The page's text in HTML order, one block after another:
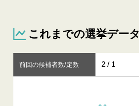
これまでの選挙データ
前回の候補者数/定数 2 / 1